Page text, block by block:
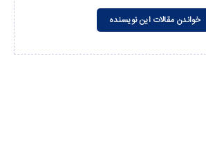
خواندن مقالات این نویسنده